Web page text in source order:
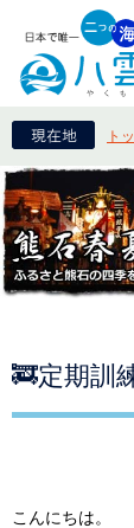
ト
🚒定期訓
こんにちは。